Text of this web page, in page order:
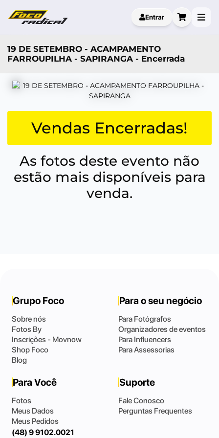
Entrar
19 DE SETEMBRO - ACAMPAMENTO
FARROUPILHA - SAPIRANGA - Encerrada
Vendas Encerradas!
As fotos deste evento não
estão mais disponíveis para
venda.
Grupo Foco
Sobre nós
Fotos By
Inscrições - Movnow
Shop Foco
Blog
Para o seu negócio
Para Fotógrafos
Organizadores de eventos
Para Influencers
Para Assessorias
Para Você
Fotos
Meus Dados
Meus Pedidos
Suporte
Fale Conosco
Perguntas Frequentes
(48) 9 9102.0021